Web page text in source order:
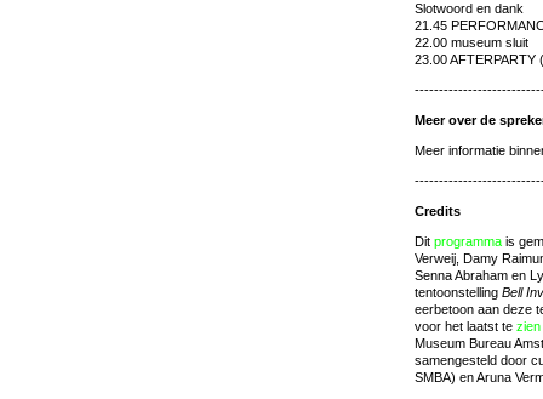
Slotwoord en dank
21.45
22.00 museum sluit
23.00 AFTERPARTY (
Meer over de
Meer informatie
Credits
Dit programma is
Verweij, Damy
Senna Abraham en
tentoonstelling Bell
eerbetoon aan deze
voor het laatst te zien
Museum Bureau
samengesteld door
SMBA) en Aruna